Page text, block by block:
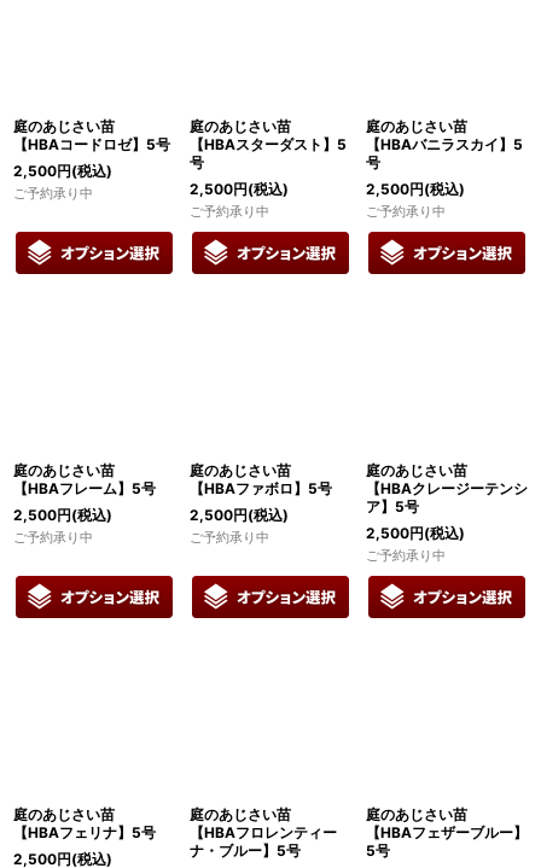
庭のあじさい苗
【HBAコードロゼ】5号
2,500円(税込)
ご予約承り中
庭のあじさい苗
【HBAスターダスト】5
号
2,500円(税込)
ご予約承り中
庭のあじさい苗
【HBAバニラスカイ】5
号
2,500円(税込)
ご予約承り中
庭のあじさい苗
【HBAフレーム】5号
2,500円(税込)
ご予約承り中
庭のあじさい苗
【HBAファボロ】5号
2,500円(税込)
ご予約承り中
庭のあじさい苗
【HBAクレージーテンシ
ア】5号
2,500円(税込)
ご予約承り中
庭のあじさい苗
【HBAフェリナ】5号
2,500円(税込)
庭のあじさい苗
【HBAフロレンティー
ナ・ブルー】5号
庭のあじさい苗
【HBAフェザーブルー】
5号